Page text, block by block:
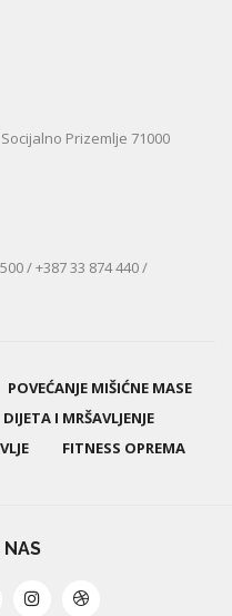
Prizemlje 71000
/ +387 33 874 440 /
POVEĆANJE MIŠIĆNE MASE
DIJETA I MRŠAVLJENJE
FITNESS OPREMA
NAS